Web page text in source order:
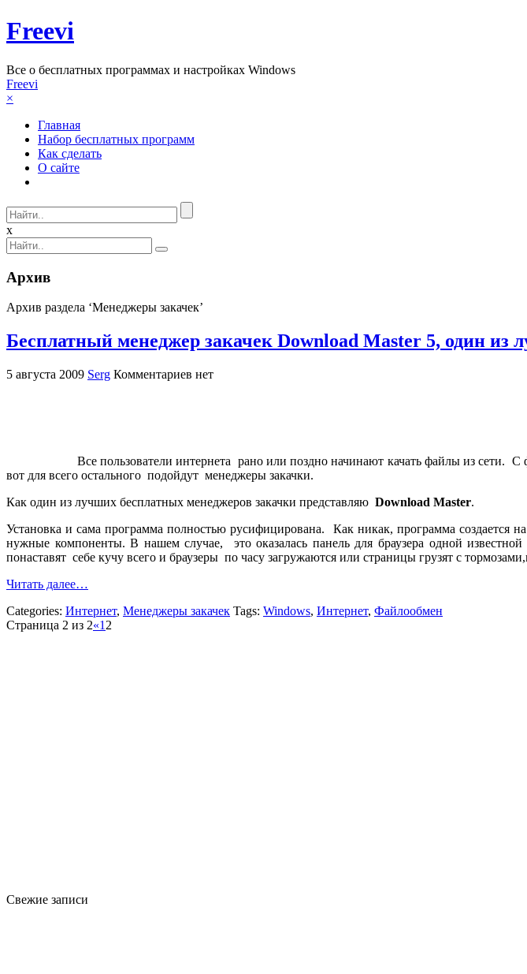
Freevi
Вcе о бесплатных программах и настройках Windows
Freevi
×
Главная
Набор бесплатных программ
Как сделать
О сайте
x
Архив
Архив раздела ‘Менеджеры закачек’
Бесплатный менеджер закачек Download Master 5, один из
5 августа 2009 Serg Комментариев нет
Все пользователи интернета рано или поздно начинают качать файлы из
вот для всего остального подойдут менеджеры закачки.
Как один из лучших бесплатных менеджеров закачки представляю Download Master.
Установка и сама программа полностью русифицирована. Как никак, программа создается
нужные компоненты. В нашем случае, это оказалась панель для браузера одной
понаставят себе кучу всего и браузеры по часу загружаются или страницы грузят с
Читать далее…
Categories: Интернет, Менеджеры закачек Tags: Windows, Интернет, Файлообмен
Страница 2 из 2«1 2
Свежие записи